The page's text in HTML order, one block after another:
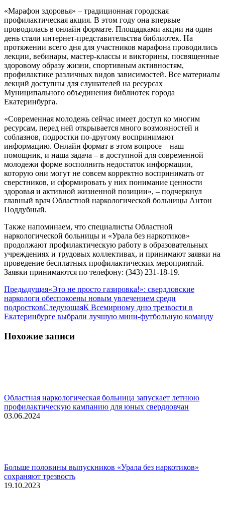
«Марафон здоровья» – традиционная городская
профилактическая акция. В этом году она впервые
проводилась в онлайн формате. Площадками акции на один
день стали интернет-представительства библиотек. На
протяжении всего дня для участников марафона проводились
лекции, вебинары, мастер-классы и викторины, посвященные
здоровому образу жизни, спортивным активностям,
профилактике различных видов зависимостей. Все материалы
лекций доступны для слушателей на ресурсах
Муниципального объединения библиотек города
Екатеринбурга.
«Современная молодежь сейчас имеет доступ ко многим
ресурсам, перед ней открывается много возможностей и
соблазнов, подростки по-другому воспринимают
информацию. Онлайн формат в этом вопросе – наш
помощник, и наша задача – в доступной для современной
молодежи форме восполнить недостаток информации,
которую они могут не совсем корректно воспринимать от
сверстников, и сформировать у них понимание ценности
здоровья и активной жизненной позиции», – подчеркнул
главный врач Областной наркологической больницы Антон
Поддубный.
Также напоминаем, что специалисты Областной
наркологической больницы и «Урала без наркотиков»
продолжают профилактическую работу в образовательных
учреждениях и трудовых коллективах, и принимают заявки на
проведение бесплатных профилактических мероприятий.
Заявки принимаются по телефону: (343) 231-18-19.
Навигация
по
записям
ПредыдущаяПредыдущая
запись:
«Это не просто газировка!»: свердловские
наркологи обеспокоены новым увлечением среди
подростковСледующаяСледующая
запись:
К Всемирному дню трезвости в
Екатеринбурге выбрали лучшую мини-футбольную команду
Похожие записи
Областная наркологическая больница запускает летнюю
профилактическую кампанию для юных свердловчан
03.06.2024
Больше половины выпускников «Урала без наркотиков»
сохраняют трезвость
19.10.2023